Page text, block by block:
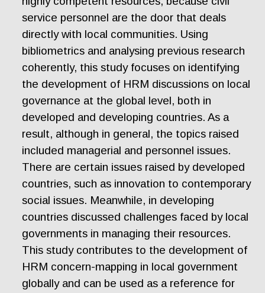
service personnel are the door that deals
directly with local communities. Using
bibliometrics and analysing previous research
coherently, this study focuses on identifying
the development of HRM discussions on local
governance at the global level, both in
developed and developing countries. As a
result, although in general, the topics raised
included managerial and personnel issues.
There are certain issues raised by developed
countries, such as innovation to contemporary
social issues. Meanwhile, in developing
countries discussed challenges faced by local
governments in managing their resources.
This study contributes to the development of
HRM concern-mapping in local government
globally and can be used as a reference for